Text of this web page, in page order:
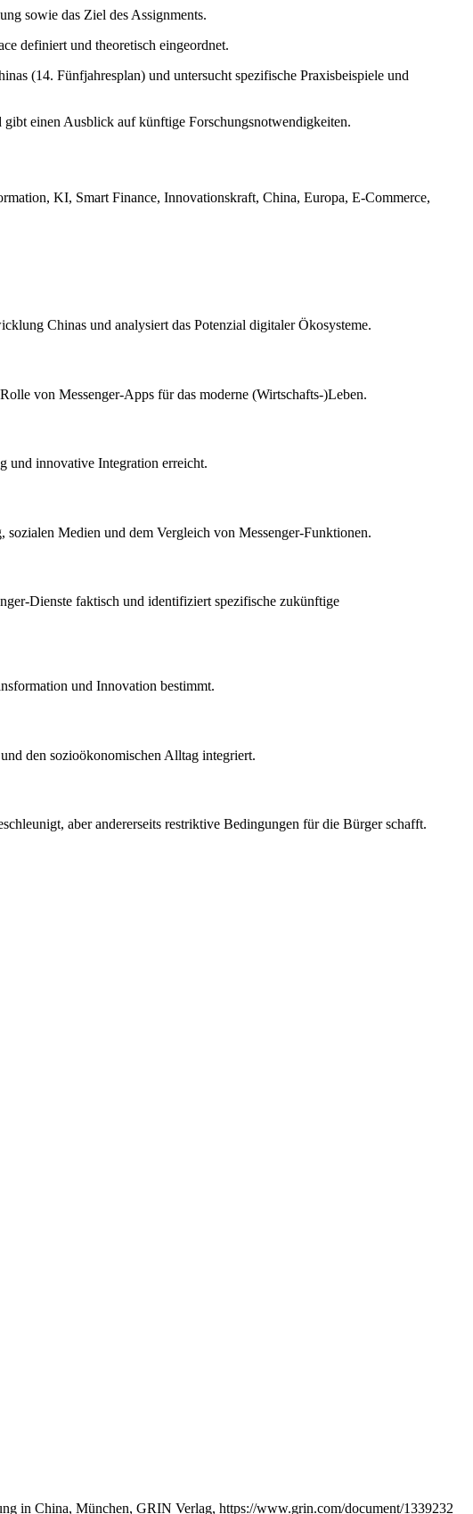
sowie das Ziel des Assignments.
definiert und theoretisch eingeordnet.
(14. Fünfjahresplan) und untersucht spezifische Praxisbeispiele und
gibt einen Ausblick auf künftige Forschungsnotwendigkeiten.
KI, Smart Finance, Innovationskraft, China, Europa, E-Commerce,
Chinas und analysiert das Potenzial digitaler Ökosysteme.
von Messenger-Apps für das moderne (Wirtschafts-)Leben.
und innovative Integration erreicht.
Medien und dem Vergleich von Messenger-Funktionen.
Dienste faktisch und identifiziert spezifische zukünftige
und Innovation bestimmt.
den sozioökonomischen Alltag integriert.
aber andererseits restriktive Bedingungen für die Bürger schafft.
in China, München, GRIN Verlag, https://www.grin.com/document/1339232